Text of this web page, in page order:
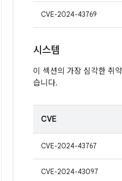
CVE-2024-43769
시스템
이 섹션의 가장 심각한 취
습니다.
CVE
CVE-2024-43767
CVE-2024-43097